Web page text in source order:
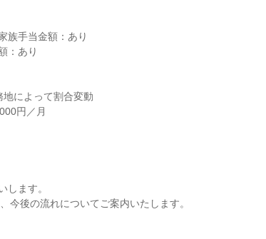
族手当金額：あり
：あり
によって割合変動
円／月
します。
今後の流れについてご案内いたします。